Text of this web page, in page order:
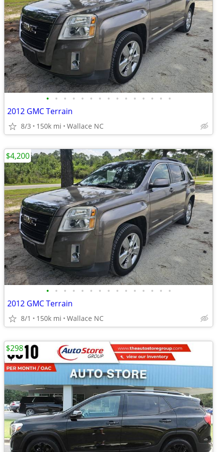
• • • • • • • • • • • • • • •
2012 GMC Terrain
8/3 150k mi Wallace NC
• • • • • • • • • • • • • • •
2012 GMC Terrain
8/1 150k mi Wallace NC
$4,200
$298